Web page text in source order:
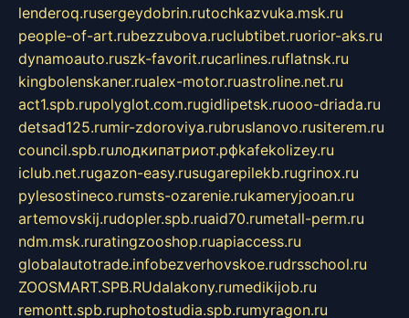
lenderoq.rusergeydobrin.rutochkazvuka.msk.ru
people-of-art.rubezzubova.ruclubtibet.ruorior-aks.ru
dynamoauto.ruszk-favorit.rucarlines.ruflatnsk.ru
kingbolenskaner.rualex-motor.ruastroline.net.ru
act1.spb.rupolyglot.com.rugidlipetsk.ruooo-driada.ru
detsad125.rumir-zdoroviya.rubruslanovo.rusiterem.ru
council.spb.ruлодкипатриот.рфkafekolizey.ru
iclub.net.rugazon-easy.rusugarepilekb.rugrinox.ru
pylesostineco.rumsts-ozarenie.rukameryjooan.ru
artemovskij.rudopler.spb.ruaid70.rumetall-perm.ru
ndm.msk.ruratingzooshop.ruapiaccess.ru
globalautotrade.infobezverhovskoe.rudrsschool.ru
ZOOSMART.SPB.RUdalakony.rumedikijob.ru
remontt.spb.ruphotostudia.spb.rumyragon.ru